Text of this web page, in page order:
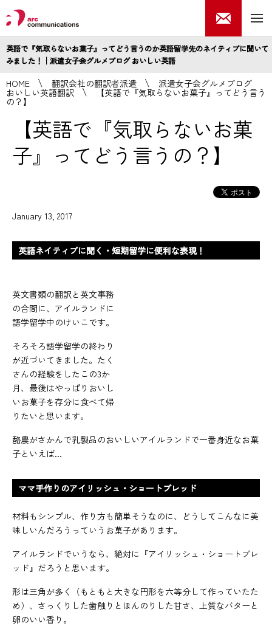
英語で『気取らないお菓子』ってどう言うのか英語留学先のネイティブに聞いて
みました！│派遣女子会グルメブログ おいしい英語
HOME 翻訳会社の翻訳者派遣 派遣女子会グルメブログ
おいしい英語翻訳 【英語で『気取らないお菓子』ってどう言う
の？】
【英語で『気取らないお菓
子』ってどう言うの？】
January 13, 2017
英語ネイティブに聞く・短期留学に便利な表現！
英文書類の翻訳と英文事務
の合間に、アイルランドに
語学留学中のけいこです。
そろそろ語学留学の終わり
が近づいてきました。たく
さんの経験をしたこの3か
月、最後はやっぱりおいし
いお菓子を存分に食べて帰
りたいと思います。
酪農がさかんで乳製品のおいしいアイルランドで一番身近なお菓
子といえば...
ママ手作りのアイリッシュ・ショートブレッド
材料もシンプル、作り方も簡単そうなのに、どうしてこんなに美
味しいんだろうっていうお菓子があります。
アイルランドでいうなら、絶対に『アイリッシュ・ショートブレ
ッド』だろうと思います。
形は三角が多く（もともと大きな円形を六等分して作っていたた
め）、さっくりした歯触りとほんのりした甘さ、上質なバターと
卵のいい香り。